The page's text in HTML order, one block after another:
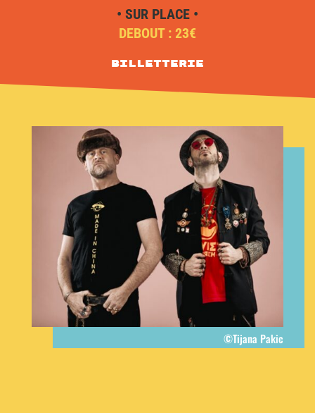
• SUR PLACE •
DEBOUT : 23€
Billetterie
©Tijana Pakic